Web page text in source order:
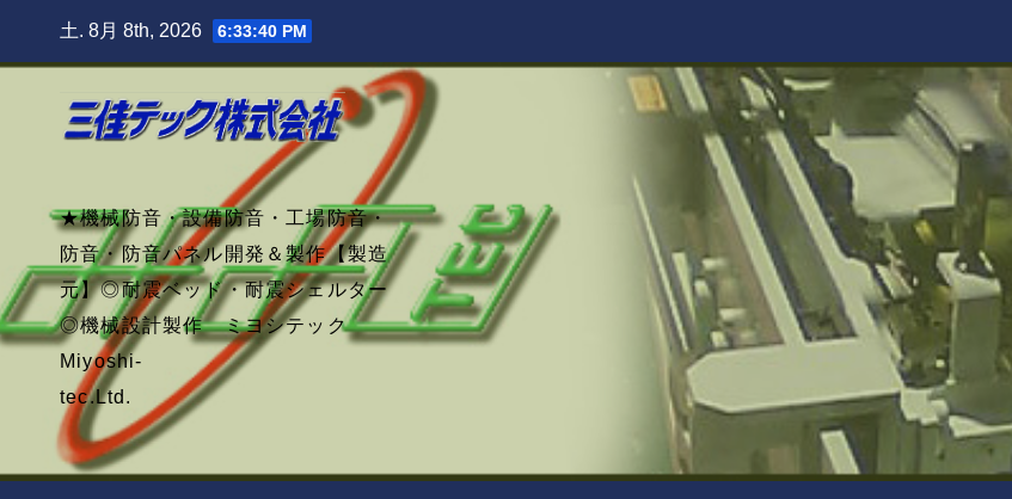
土. 8月 8th, 2026 6:33:42 PM
★機械防音・設備防音・工場防音・
防音・防音パネル開発＆製作【製造
元】◎耐震ベッド・耐震シェルター
◎機械設計製作 ミヨシテック
Miyoshi-
tec.Ltd.